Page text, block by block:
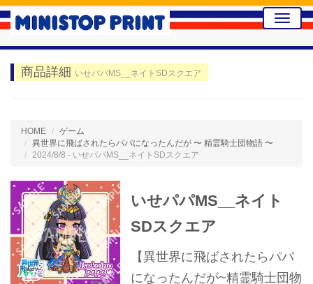
Toggle
商品詳細 いせパパMS__ネイトSDスクエア
HOME
ゲーム
異世界に飛ばされたらパパになったんだが 〜 精霊騎士団物語 〜
2024/8/8 - いせパパMS__ネイトSDスクエア
いせパパMS__ネイト
SDスクエア
【異世界に飛ばされたらパパ
になったんだが~精霊騎士団物